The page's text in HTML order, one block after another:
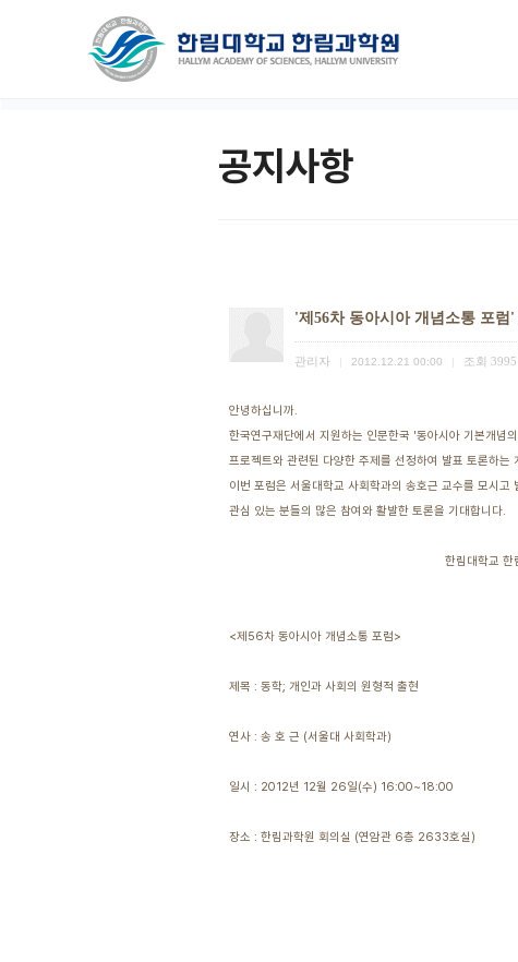
공지사항
'제56차 동아시아 개념소통 포럼'
관리자 2012.12.21 00:00 조회 3995
안녕하십니까.
한국연구재단에서 지원하는 인문한국 '동아시아 기본개념
프로젝트와 관련된 다양한 주제를 선정하여 발표 토론하는
이번 포럼은 서울대학교 사회학과의 송호근 교수를 모시고
관심 있는 분들의 많은 참여와 활발한 토론을 기대합니다.
한림대학교 한림과학원
<제56차 동아시아 개념소통 포럼>
제목 : 동학; 개인과 사회의 원형적 출현
연사 : 송 호 근 (서울대 사회학과)
일시 : 2012년 12월 26일(수) 16:00~18:00
장소 : 한림과학원 회의실 (연암관 6층 2633호실)